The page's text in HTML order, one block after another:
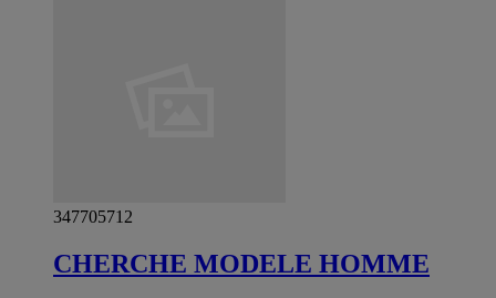
347705712
CHERCHE MODELE HOMME